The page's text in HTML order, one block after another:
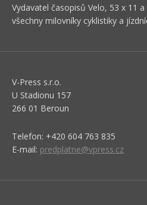
Vydavatel časopisů Velo, 53 x 11
všechny milovníky cyklistiky a
V-Press s.r.o.
U Stadionu 157
266 01 Beroun
Telefon: +420 604 763 835
E-mail: predplatne@vpress.cz